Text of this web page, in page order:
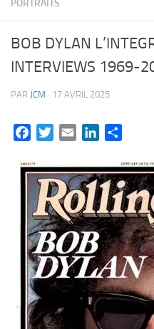
PORTRAITS
BOB DYLAN
INTERVIEWS 1969-
PAR JCM · 17 AVRIL 2025
FacebookTwitterEmail LinkedIn